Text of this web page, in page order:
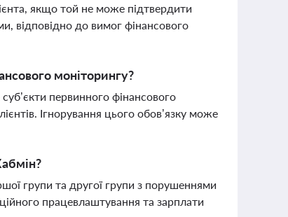
якщо той не може підтвердити
відповідно до вимог фінансового
моніторингу?
первинного фінансового
Ігнорування цього обов’язку може
групи та другої групи з порушеннями
працевлаштування та зарплати